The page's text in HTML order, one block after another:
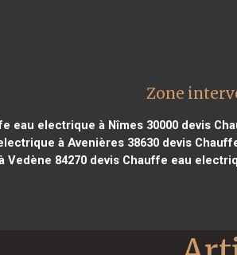
Zone
eau electrique à Nîmes 30000devis
à Avenières 38630 devis
Vedène 84270 devis Chauffe eau